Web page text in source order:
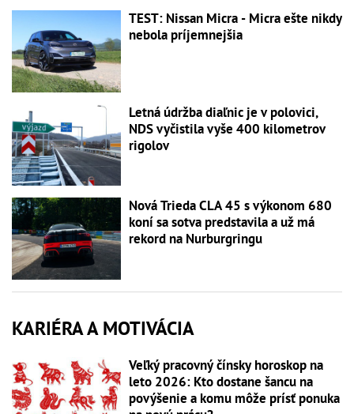
TEST: Nissan Micra - Micra ešte nikdy
nebola príjemnejšia
Letná údržba diaľnic je v polovici,
NDS vyčistila vyše 400 kilometrov
rigolov
Nová Trieda CLA 45 s výkonom 680
koní sa sotva predstavila a už má
rekord na Nurburgringu
KARIÉRA A MOTIVÁCIA
Veľký pracovný čínsky horoskop na
leto 2026: Kto dostane šancu na
povýšenie a komu môže prísť ponuka